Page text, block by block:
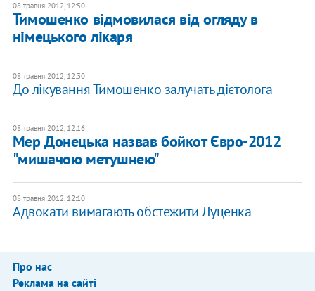
08 травня 2012, 12:50
Тимошенко відмовилася від огляду в
німецького лікаря
08 травня 2012, 12:30
До лікування Тимошенко залучать дієтолога
08 травня 2012, 12:16
Мер Донецька назвав бойкот Євро-2012
"мишачою метушнею"
08 травня 2012, 12:10
Адвокати вимагають обстежити Луценка
Про нас
Реклама на сайті